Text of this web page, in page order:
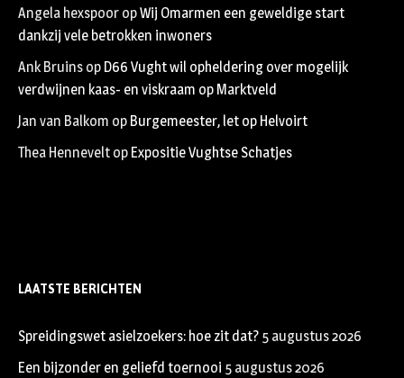
Angela hexspoor opWij Omarmen een geweldige start
dankzij vele betrokken inwoners
Ank Bruins op D66 Vught wil opheldering over mogelijk
verdwijnen kaas- en viskraam op Marktveld
Jan van Balkom op Burgemeester, let op Helvoirt
Thea Hennevelt op Expositie Vughtse Schatjes
LAATSTE BERICHTEN
Spreidingswet asielzoekers: hoe zit dat? 5 augustus 2026
Een bijzonder en geliefd toernooi 5 augustus 2026